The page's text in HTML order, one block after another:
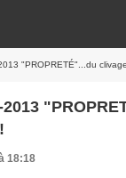
"PROPRETÉ"...du
2013
18:18